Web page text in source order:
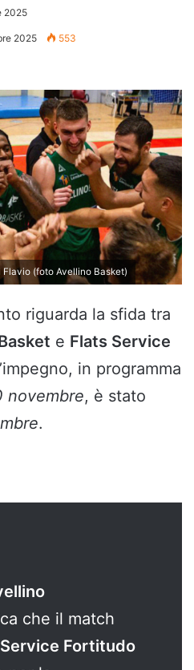
2025
2025 553
(foto Avellino Basket)
riguarda la sfida tra
e Flats Service
in programma
novembre, è stato
.
che il match
Fortitudo